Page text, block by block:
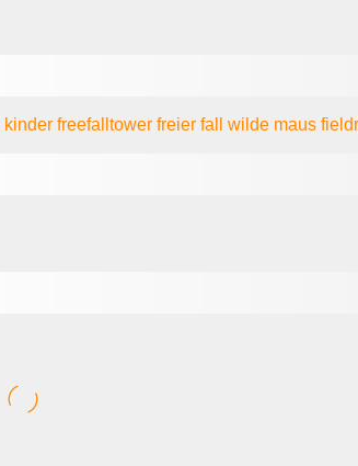
kinderfreefalltowerfreier fallwilde maus